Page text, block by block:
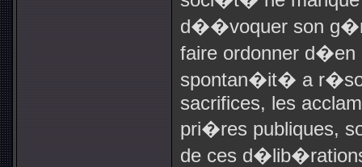
d��voquer son
faire ordonner
spontan�it� a
sacrifices, les
pri�res publiques,
de ces